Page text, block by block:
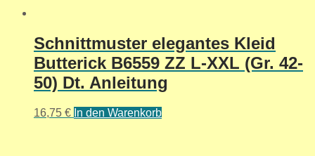
Schnittmuster elegantes Kleid
Butterick B6559 ZZ L-XXL (Gr. 42-
50) Dt. Anleitung
16,75 € In den Warenkorb